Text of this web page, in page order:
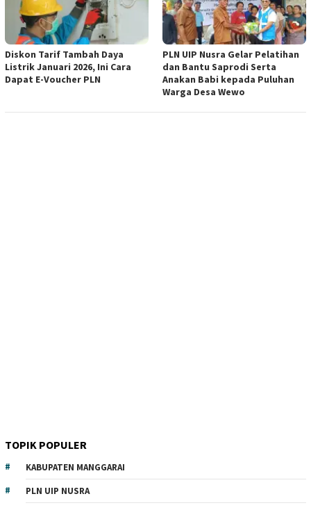
Diskon Tarif Tambah Daya
Listrik Januari 2026, Ini Cara
Dapat E-Voucher PLN
PLN UIP Nusra Gelar Pelatihan
dan Bantu Saprodi Serta
Anakan Babi kepada Puluhan
Warga Desa Wewo
TOPIK POPULER
KABUPATEN MANGGARAI
PLN UIP NUSRA